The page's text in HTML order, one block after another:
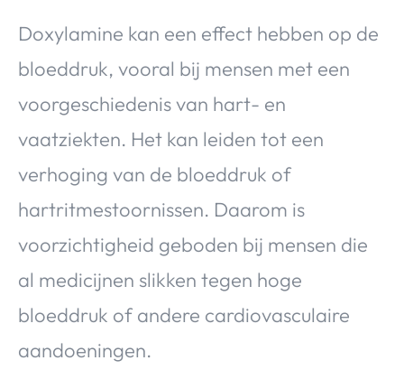
Doxylamine kan een effect hebben op de
bloeddruk, vooral bij mensen met een
voorgeschiedenis van hart- en
vaatziekten. Het kan leiden tot een
verhoging van de bloeddruk of
hartritmestoornissen. Daarom is
voorzichtigheid geboden bij mensen die
al medicijnen slikken tegen hoge
bloeddruk of andere cardiovasculaire
aandoeningen.